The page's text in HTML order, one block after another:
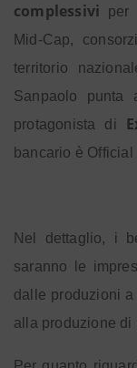
complessivi
per
Mid-Cap,
territorio
Sanpaolo punta
protagonista di
bancario è
Nel dettaglio, i
saranno le
dalle produzioni
alla produzione di